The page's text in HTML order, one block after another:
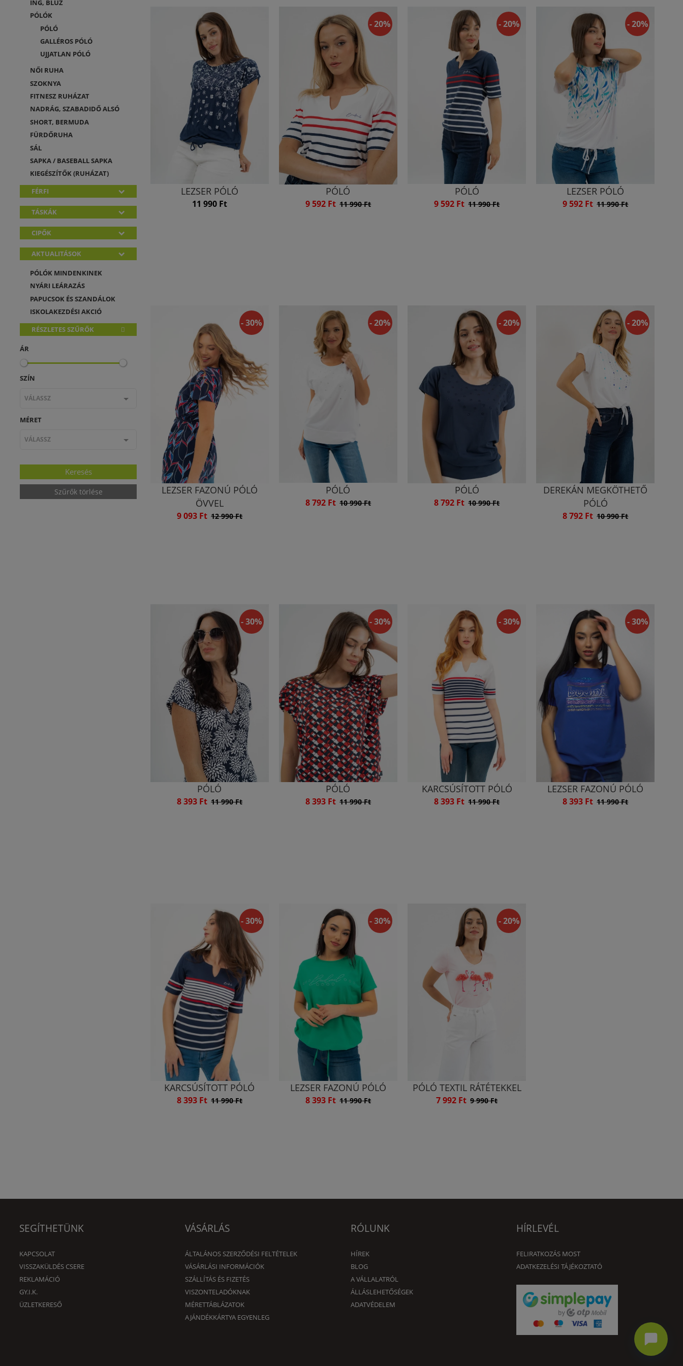
ING, BLÚZ
PÓLÓK
PÓLÓ
GALLÉROS PÓLÓ
UJJATLAN PÓLÓ
NŐI RUHA
SZOKNYA
FITNESZ RUHÁZAT
NADRÁG, SZABADIDŐ ALSÓ
SHORT, BERMUDA
FÜRDŐRUHA
SÁL
SAPKA / BASEBALL SAPKA
KIEGÉSZÍTŐK (RUHÁZAT)
FÉRFI
TÁSKÁK
CIPŐK
AKTUALITÁSOK
PÓLÓK MINDENKINEK
NYÁRI LEÁRAZÁS
PAPUCSOK ÉS SZANDÁLOK
ISKOLAKEZDÉSI AKCIÓ
RÉSZLETES SZŰRŐK
ÁR
SZÍN
VÁLASSZ
MÉRET
VÁLASSZ
Szűrők törlése
LEZSER PÓLÓ
11 990 Ft
- 20%
PÓLÓ
9 592 Ft 11 990 Ft
- 20%
PÓLÓ
9 592 Ft 11 990 Ft
- 20%
LEZSER PÓLÓ
9 592 Ft 11 990 Ft
- 30%
LEZSER FAZONÚ PÓLÓ
ÖVVEL
9 093 Ft 12 990 Ft
- 20%
PÓLÓ
8 792 Ft 10 990 Ft
- 20%
PÓLÓ
8 792 Ft 10 990 Ft
- 20%
DEREKÁN MEGKÖTHETŐ
PÓLÓ
8 792 Ft 10 990 Ft
- 30%
PÓLÓ
8 393 Ft 11 990 Ft
- 30%
PÓLÓ
8 393 Ft 11 990 Ft
- 30%
KARCSÚSÍTOTT PÓLÓ
8 393 Ft 11 990 Ft
- 30%
LEZSER FAZONÚ PÓLÓ
8 393 Ft 11 990 Ft
- 30%
KARCSÚSÍTOTT PÓLÓ
8 393 Ft 11 990 Ft
- 30%
LEZSER FAZONÚ PÓLÓ
8 393 Ft 11 990 Ft
- 20%
PÓLÓ TEXTIL RÁTÉTEKKEL
7 992 Ft 9 990 Ft
SEGÍTHETÜNK
KAPCSOLAT
VISSZAKÜLDÉS CSERE
REKLAMÁCIÓ
GY.I.K.
ÜZLETKERESŐ
VÁSÁRLÁS
ÁLTALÁNOS SZERZŐDÉSI FELTÉTELEK
VÁSÁRLÁSI INFORMÁCIÓK
SZÁLLÍTÁS ÉS FIZETÉS
VISZONTELADÓKNAK
MÉRETTÁBLÁZATOK
AJÁNDÉKKÁRTYA EGYENLEG
RÓLUNK
HÍREK
BLOG
A VÁLLALATRÓL
ÁLLÁSLEHETŐSÉGEK
ADATVÉDELEM
HÍRLEVÉL
FELIRATKOZÁS MOST
ADATKEZELÉSI TÁJÉKOZTATÓ